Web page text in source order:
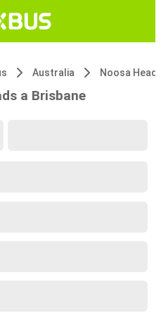
Australia Noosa
a Brisbane